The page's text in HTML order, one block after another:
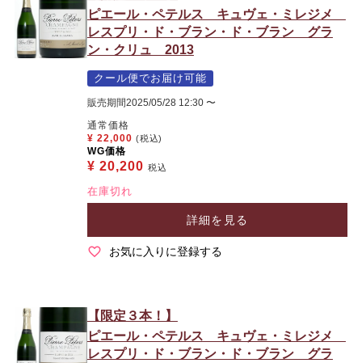
ピエール・ペテルス キュヴェ・ミレジメ
レスプリ・ド・ブラン・ド・ブラン グラ
ン・クリュ 2013
クール便でお届け可能
販売期間2025/05/28 12:30 〜
通常価格
¥ 22,000 (税込)
WG価格
¥ 20,200 税込
在庫切れ
詳細を見る
お気に入りに登録する
【限定３本！】
ピエール・ペテルス キュヴェ・ミレジメ
レスプリ・ド・ブラン・ド・ブラン グラ